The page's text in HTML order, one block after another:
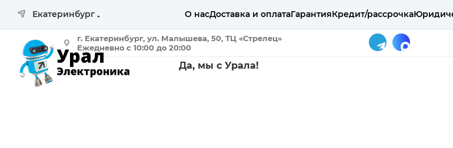
Екатеринбург О насДоставка и оплатаГарантияКредит/рассрочка
г. Екатеринбург, ул. Малышева, 50, ТЦ «Стрелец»
Ежедневно с 10:00 до 20:00
Да, мы с Урала!